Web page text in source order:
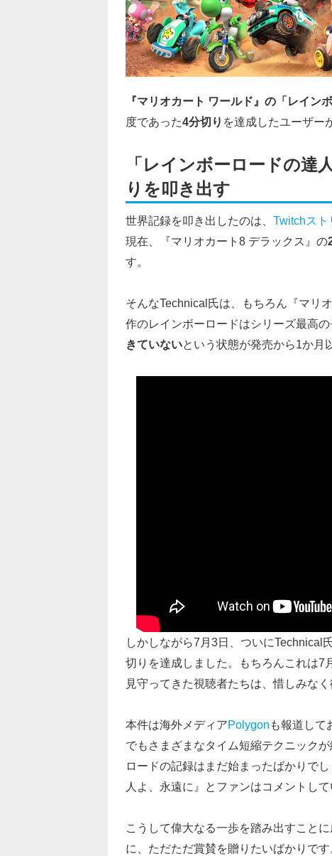
『マリオカート ワールド』の「レイン
度であった4分切り を達成したユーザー
「レインボーロードの達
りを叩き出す
世界記録を叩き出したのは、 Twitchスト
現在、『マリオカート8 デラックス』の
す。
そんなTechnical氏は、もちろん『マリ
作のレインボーロードはシリーズ最高
きていないという状態が発売から1か月
しかしながら7月3日、ついにTechnical
切りを達成しました。もちろんこれは7
見守ってきた視聴者たちは、惜しみなく
本件は海外メディアPolygon も報道して
でもさまざまなタイム短縮テクニック
ロードの記録はまだ始まったばかりで
人よ、永遠に』とファンはコメントし
こうして偉大なる一歩を踏み出すこと
に、ただただ賞賛を贈りたいばかりです